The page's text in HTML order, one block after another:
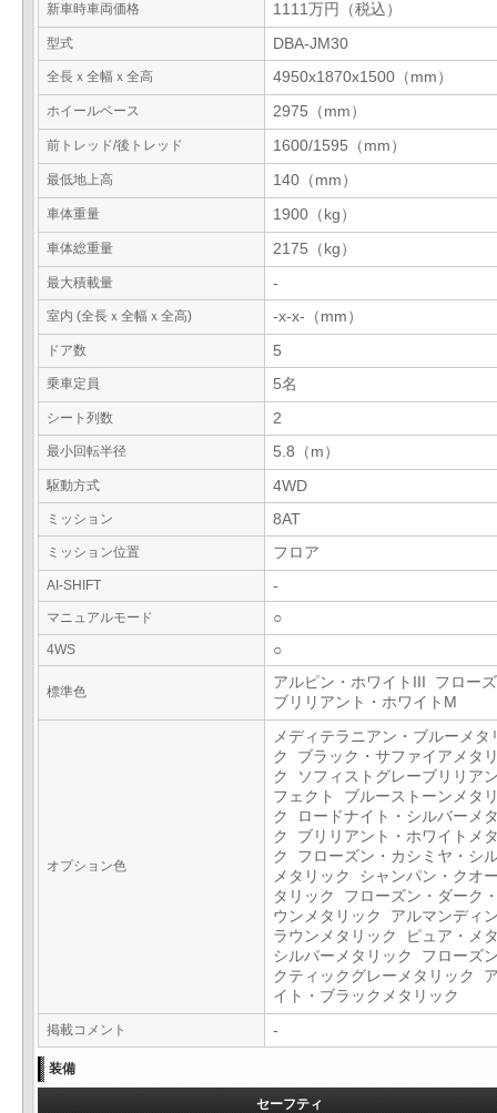
新車時車両価格 1111万円（税込）
型式 DBA-JM30
全長ｘ全幅ｘ全高 4950x1870x1500（mm）
ホイールベース 2975（mm）
前トレッド/後トレッド 1600/1595（mm）
最低地上高 140（mm）
車体重量 1900（kg）
車体総重量 2175（kg）
最大積載量 -
室内 (全長ｘ全幅ｘ全高) -x-x-（mm）
ドア数 5
乗車定員 5名
シート列数 2
最小回転半径 5.8（m）
駆動方式 4WD
ミッション 8AT
ミッション位置 フロア
AI-SHIFT -
マニュアルモード ○
4WS ○
標準色
アルピン・ホワイトIII フロー
ブリリアント・ホワイトM
オプション色
メディテラニアン・ブルーメタ
ク ブラック・サファイアメタ
ク ソフィストグレーブリリア
フェクト ブルーストーンメタ
ク ロードナイト・シルバーメ
ク ブリリアント・ホワイトメ
ク フローズン・カシミヤ・シ
メタリック シャンパン・クオ
タリック フローズン・ダーク
ウンメタリック アルマンディ
ラウンメタリック ピュア・メ
シルバーメタリック フローズ
クティックグレーメタリック
イト・ブラックメタリック
掲載コメント -
装備
セーフティ